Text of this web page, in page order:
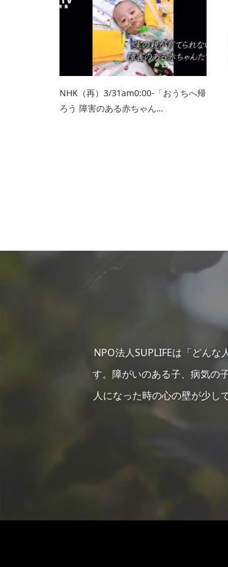
NHK（再）3/31am0:00-「おうちへ帰
ろう 障害のある赤ちゃん…
NPO法人SUPLIFEは「どん
す。障がいのある子、病気の
人になった時の心の壁が少し